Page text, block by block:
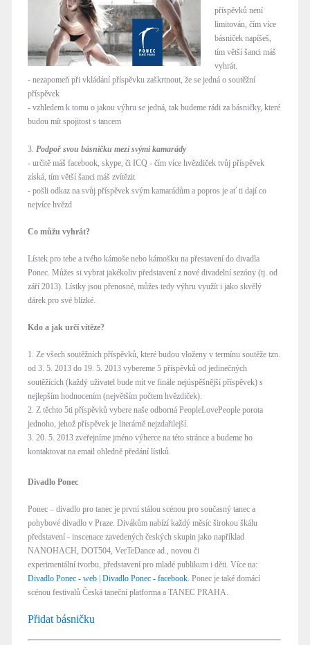
příspěvků není
limitován, čím více
básniček napíšeš,
tím větší šanci máš
vyhrát.
- nezapomeň při vkládání příspěvku zaškrtnout, že se jedná o soutěžní
příspěvek
- vzhledem k tomu o jakou výhru se jedná, tak budeme rádi za básničky, které
budou mít spojitost s tancem
3. Podpoř svou básničku mezi svými kamarády
- určitě máš facebook, skype, či ICQ - čím více hvězdiček tvůj příspěvek
získá, tím větší šanci máš zvítězit
- pošli odkaz na svůj příspěvek svým kamarádům a popros je ať ti dají co
nejvíce hvězd
Co můžu vyhrát?
Lístek pro tebe a tvého kámoše nebo kámošku na přestavení do divadla
Ponec. Můžes si vybrat jakékoliv představení z nové divadelní sezóny (tj. od
září 2013). Lístky jsou přenosné, můžes tedy výhru využít i jako skvělý
dárek pro své blízké.
Kdo a jak určí vítěze?
1. Ze všech soutěžních příspěvků, které budou vloženy v termínu soutěže tzn.
od 3. 5. 2013 do 19. 5. 2013 vybereme 5 příspěvků od jedinečných
soutěžících (každý uživatel bude mít ve finále nejúspěšnější příspěvek) s
nejlepším hodnocením (největším počtem hvězdiček).
2. Z těchto 5ti příspěvků vybere naše odborná PeopleLovePeople porota
jednoho, jehož příspěvek je literárně nejzdařilejší.
3. 20. 5. 2013 zveřejníme jméno výherce na této stránce a budeme ho
kontaktovat na email ohledně předání lístků.
Divadlo Ponec
Ponec – divadlo pro tanec je první stálou scénou pro současný tanec a
pohybové divadlo v Praze. Divákům nabízí každý měsíc širokou škálu
představení - inscenace zavedených českých skupin jako například
NANOHACH, DOT504, VerTeDance ad., novou či
experimentální tvorbu, představení pro mladé publikum i děti. Více na:
Divadlo Ponec - web| Divadlo Ponec - facebook. Ponec je také domácí
scénou festivalů Česká taneční platforma a TANEC PRAHA.
Přidat básničku